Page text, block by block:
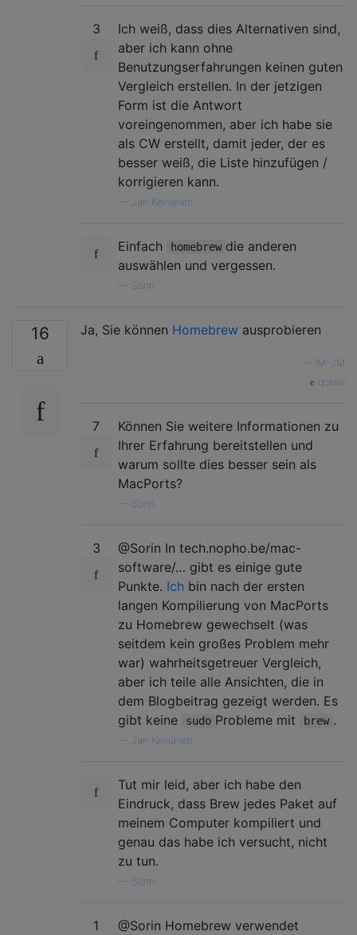
3
Ich weiß, dass dies Alternativen sind,
aber ich kann ohne
Benutzungserfahrungen keinen guten
Vergleich erstellen. In der jetzigen
Form ist die Antwort
voreingenommen, aber ich habe sie
als CW erstellt, damit jeder, der es
besser weiß, die Liste hinzufügen /
korrigieren kann.
Jari Keinänen
Einfach homebrew die anderen
auswählen und vergessen.
Sorin
16 Ja, Sie können Homebrew ausprobieren
IM-JM
quelle
7
Können Sie weitere Informationen zu
Ihrer Erfahrung bereitstellen und
warum sollte dies besser sein als
MacPorts?
Sorin
3
@Sorin In tech.nopho.be/mac-
software/… gibt es einige gute
Punkte. Ich bin nach der ersten
langen Kompilierung von MacPorts
zu Homebrew gewechselt (was
seitdem kein großes Problem mehr
war) wahrheitsgetreuer Vergleich,
aber ich teile alle Ansichten, die in
dem Blogbeitrag gezeigt werden. Es
gibt keine
sudo Probleme mit brew .
Jari Keinänen
Tut mir leid, aber ich habe den
Eindruck, dass Brew jedes Paket auf
meinem Computer kompiliert und
genau das habe ich versucht, nicht
zu tun.
Sorin
1
@Sorin Homebrew verwendet